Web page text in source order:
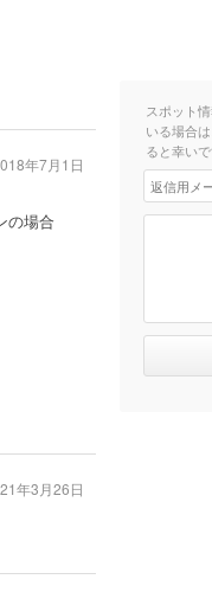
の場合
年7月1日
年3月26日
スポット
いる場合
ると幸いで